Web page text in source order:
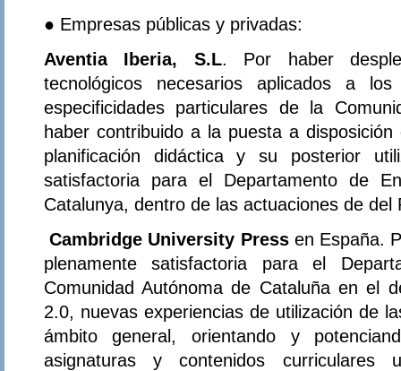
● Empresas públicas y privadas:
Aventia Iberia, S.L. Por haber
tecnológicos necesarios aplicados a
especificidades particulares de la
haber contribuido a la puesta a
planificación didáctica y su posterior
satisfactoria para el Departamento de
Catalunya, dentro de las actuaciones de del
Cambridge University Pressen España.
plenamente satisfactoria para el
Comunidad Autónoma de Cataluña en el
2.0, nuevas experiencias de utilización de
ámbito general, orientando y
asignaturas y contenidos curriculares